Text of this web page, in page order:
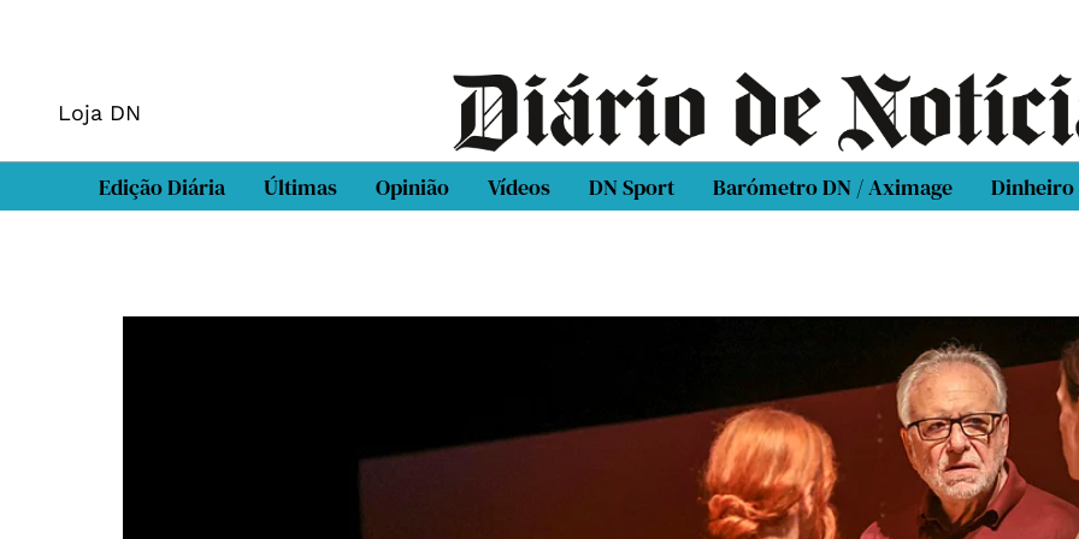
Loja DN
Edição Diária Últimas Opinião Vídeos DN Sport Barómetro DN / Aximage Dinheiro